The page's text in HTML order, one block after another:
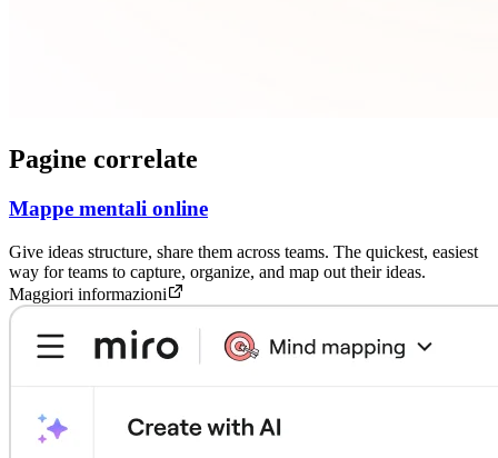
Pagine correlate
Mappe mentali online
Give ideas structure, share them across teams. The quickest, easiest
way for teams to capture, organize, and map out their ideas.
Maggiori informazioni